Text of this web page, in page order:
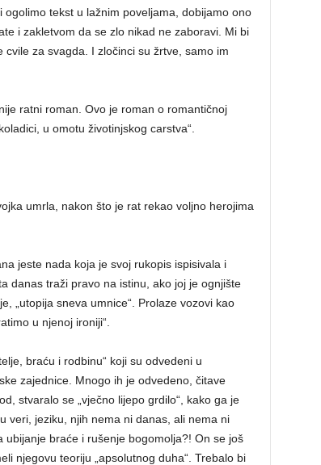
tekst u lažnim poveljama, dobijamo ono
i zakletvom da se zlo nikad ne zaboravi. Mi bi
za svagda. I zločinci su žrtve, samo im
ratni roman. Ovo je roman o romantičnoj
u omotu životinjskog carstva“.
umrla, nakon što je rat rekao voljno herojima
jeste nada koja je svoj rukopis ispisivala i
danas traži pravo na istinu, ako joj je ognjište
„utopija sneva umnice“. Prolaze vozovi kao
u njenoj ironiji“.
braću i rodbinu“ koji su odvedeni u
zajednice. Mnogo ih je odvedeno, čitave
stvaralo se „vječno lijepo grdilo“, kako ga je
veri, jeziku, njih nema ni danas, ali nema ni
braće i rušenje bogomolja?! On se još
njegovu teoriju „apsolutnog duha“. Trebalo bi